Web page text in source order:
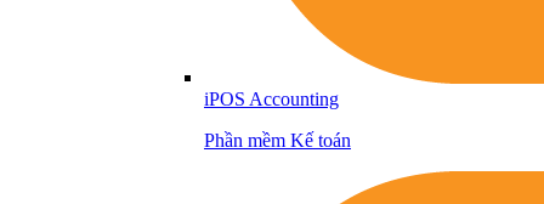
iPOS Accounting
Phần mềm Kế toán